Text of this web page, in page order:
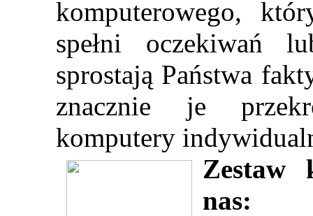
komputerowego,
spełni oczekiwań
sprostają Państwa
znacznie je
komputery
Zestaw
nas: